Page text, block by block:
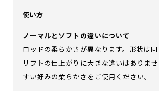
使い方
ノーマルとソフトの違いについて
ロッドの柔らかさが異なります。形状は
リフトの仕上がりに大きな違いはありま
すい好みの柔らかさをご使用ください。